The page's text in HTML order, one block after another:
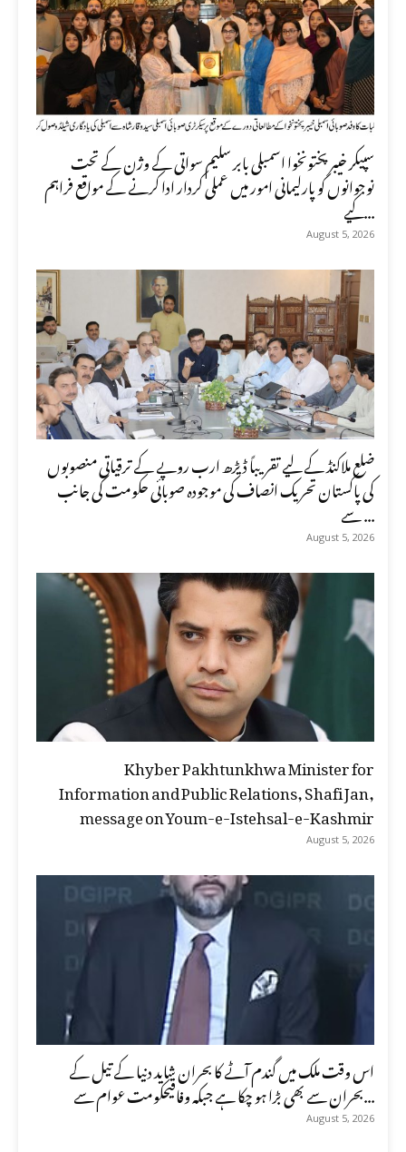
سپیکر خیبر پختونخوا اسمبلی بابر سلیم سواتی کے وژن کے تحت
نوجوانوں کو پارلیمانی امور میں عملی کردار ادا کرنے کے مواقع فراہم
کیے...
August 5, 2026
ضلع ملاکنڈ کے لیے تقریباً ڈیڑھ ارب روپے کے ترقیاتی منصوبوں
کی پاکستان تحریک انصاف کی موجودہ صوبائی حکومت کی جانب
سے ...
August 5, 2026
Khyber Pakhtunkhwa Minister for
Information and Public Relations, Shafi Jan,
message on Youm-e-Istehsal-e-Kashmir
August 5, 2026
اس وقت ملک میں گندم آٹے کا بحران شاید دنیا کے تیل کے
بحران سے بھی بڑا ہو چکا ہے جبکہ وفاقیحکومت عوام سے...
August 5, 2026